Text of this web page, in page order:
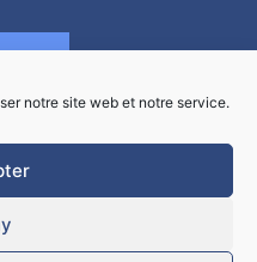
notre site web et notre service.